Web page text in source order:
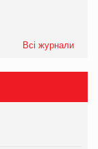
Всі журнали